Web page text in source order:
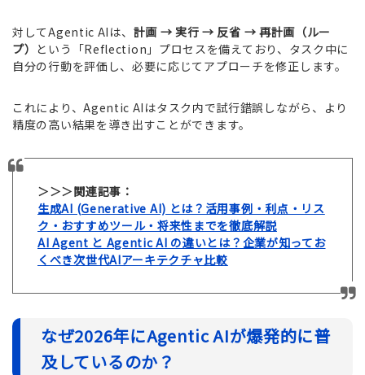
対してAgentic AIは、 計画 → 実行 → 反省 → 再計画（ルー
プ） という「Reflection」プロセスを備えており、タスク中に
自分の行動を評価し、必要に応じてアプローチを修正します。
これにより、Agentic AIはタスク内で試行錯誤しながら、より
精度の高い結果を導き出すことができます。
＞＞＞関連記事：
生成AI (Generative AI) とは？活用事例・利点・リス
ク・おすすめツール・将来性までを徹底解説
AI Agent と Agentic AI の違いとは？企業が知ってお
くべき次世代AIアーキテクチャ比較
なぜ2026年にAgentic AIが爆発的に普
及しているのか？